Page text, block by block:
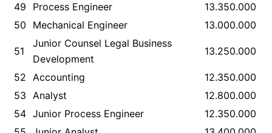
49
Process Engineer
13.350.000
50
Mechanical Engineer 13.000.000
51
Junior Counsel Legal Business
Development
13.250.000
52 Accounting
12.350.000
53 Analyst
12.800.000
54 Junior Process Engineer
12.350.000